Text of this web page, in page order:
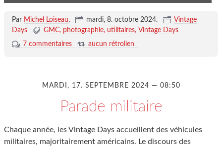
Par Michel Loiseau, mardi, 8. octobre 2024.
Vintage
Days
GMC photographie utilitaires Vintage Days
7 commentaires
aucun rétrolien
MARDI, 17. SEPTEMBRE 2024 — 08:50
Parade militaire
Chaque année, les Vintage Days accueillent des véhicules
militaires, majoritairement américains. Le discours des